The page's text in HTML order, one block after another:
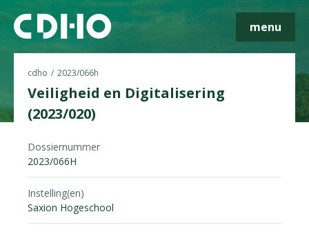
menu
cdho 2023/066h
Veiligheid en Digitalisering
(2023/020)
Dossiernummer
2023/066H
Instelling(en)
Saxion Hogeschool